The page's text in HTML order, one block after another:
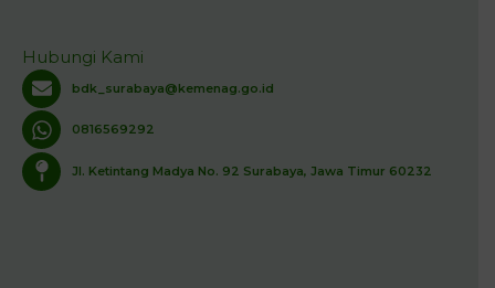
Hubungi Kami
bdk_surabaya@kemenag.go.id
0816569292
Jl. Ketintang Madya No. 92 Surabaya, Jawa Timur 60232